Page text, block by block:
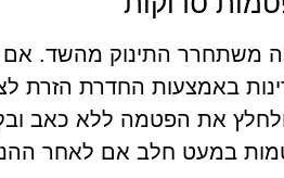
משתחרר התינוק מהשד. אם
באמצעות החדרת הזרת
את הפטמה ללא כאב
במעט חלב אם לאחר